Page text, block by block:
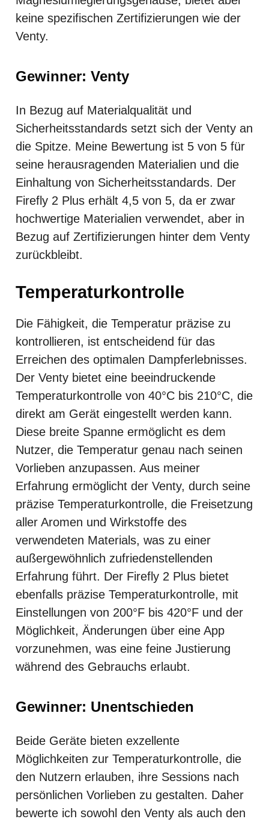
keine spezifischen Zertifizierungen wie der
Venty.
Gewinner: Venty
In Bezug auf Materialqualität und
Sicherheitsstandards setzt sich der Venty an
die Spitze. Meine Bewertung ist 5 von 5 für
seine herausragenden Materialien und die
Einhaltung von Sicherheitsstandards. Der
Firefly 2 Plus erhält 4,5 von 5, da er zwar
hochwertige Materialien verwendet, aber in
Bezug auf Zertifizierungen hinter dem Venty
zurückbleibt.
Temperaturkontrolle
Die Fähigkeit, die Temperatur präzise zu
kontrollieren, ist entscheidend für das
Erreichen des optimalen Dampferlebnisses.
Der Venty bietet eine beeindruckende
Temperaturkontrolle von 40°C bis 210°C, die
direkt am Gerät eingestellt werden kann.
Diese breite Spanne ermöglicht es dem
Nutzer, die Temperatur genau nach seinen
Vorlieben anzupassen. Aus meiner
Erfahrung ermöglicht der Venty, durch seine
präzise Temperaturkontrolle, die Freisetzung
aller Aromen und Wirkstoffe des
verwendeten Materials, was zu einer
außergewöhnlich zufriedenstellenden
Erfahrung führt. Der Firefly 2 Plus bietet
ebenfalls präzise Temperaturkontrolle, mit
Einstellungen von 200°F bis 420°F und der
Möglichkeit, Änderungen über eine App
vorzunehmen, was eine feine Justierung
während des Gebrauchs erlaubt.
Gewinner: Unentschieden
Beide Geräte bieten exzellente
Möglichkeiten zur Temperaturkontrolle, die
den Nutzern erlauben, ihre Sessions nach
persönlichen Vorlieben zu gestalten. Daher
bewerte ich sowohl den Venty als auch den